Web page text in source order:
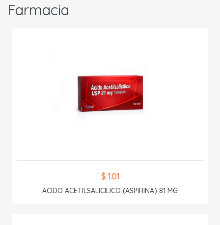
Farmacia
$ 1.01
ACIDO ACETILSALICILICO (ASPIRINA) 81 MG